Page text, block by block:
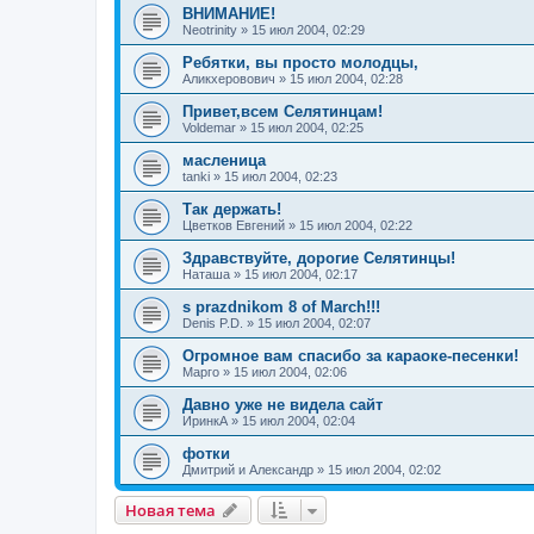
ВНИМАНИЕ!
Neotrinity » 15 июл 2004, 02:29
Ребятки, вы просто молодцы,
Аликхеровович » 15 июл 2004, 02:28
Привет,всем Селятинцам!
Voldemar » 15 июл 2004, 02:25
масленица
tanki » 15 июл 2004, 02:23
Так держать!
Цветков Евгений » 15 июл 2004, 02:22
Здравствуйте, дорогие Селятинцы!
Наташа » 15 июл 2004, 02:17
s prazdnikom 8 of March!!!
Denis P.D. » 15 июл 2004, 02:07
Огромное вам спасибо за караоке-песенки!
Марго » 15 июл 2004, 02:06
Давно уже не видела сайт
ИринкА » 15 июл 2004, 02:04
фотки
Дмитрий и Александр » 15 июл 2004, 02:02
Новая тема